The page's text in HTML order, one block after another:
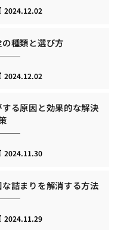
2024.12.02
種類と選び方
2024.12.02
る原因と効果的な解決
2024.11.30
詰まりを解消する方法
2024.11.29